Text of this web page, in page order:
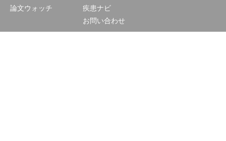
論文ウォッチ
疾患ナビ
お問い合わせ